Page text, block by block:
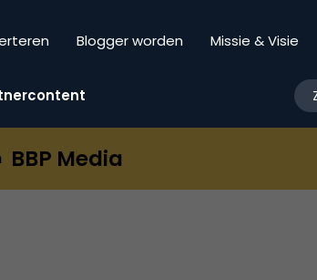
Blogger worden Missie & Visie
BBP Media